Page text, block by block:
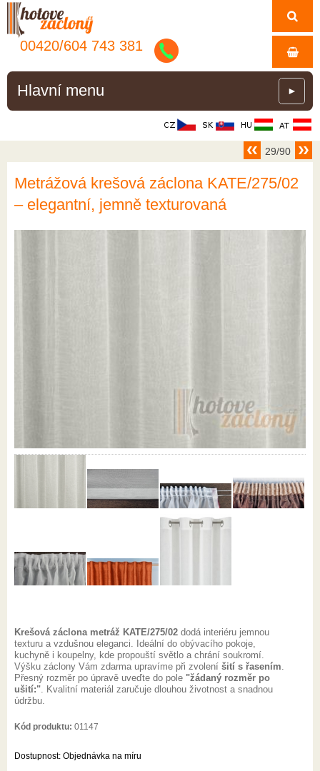
00420/604 743 381
Hlavní menu ►
29/90
Metrážová krešová záclona KATE/275/02
– elegantní, jemně texturovaná
Krešová záclona metráž KATE/275/02 dodá interiéru jemnou
texturu a vzdušnou eleganci. Ideální do obývacího pokoje,
kuchyně i koupelny, kde propouští světlo a chrání soukromí.
Výšku záclony Vám zdarma upravíme při zvolení šití s řasením.
Přesný rozměr po úpravě uveďte do pole "žádaný rozměr po
ušití:". Kvalitní materiál zaručuje dlouhou životnost a snadnou
údržbu.
Kód produktu: 01147
Dostupnost: Objednávka na míru